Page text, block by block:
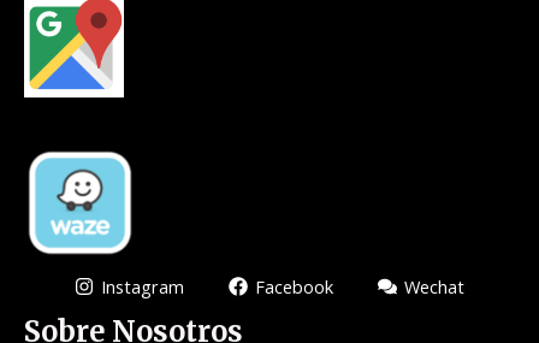
Instagram Facebook Wechat
Sobre Nosotros